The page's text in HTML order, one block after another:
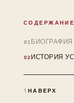
ИСТОРИЯ
НАВЕРХ